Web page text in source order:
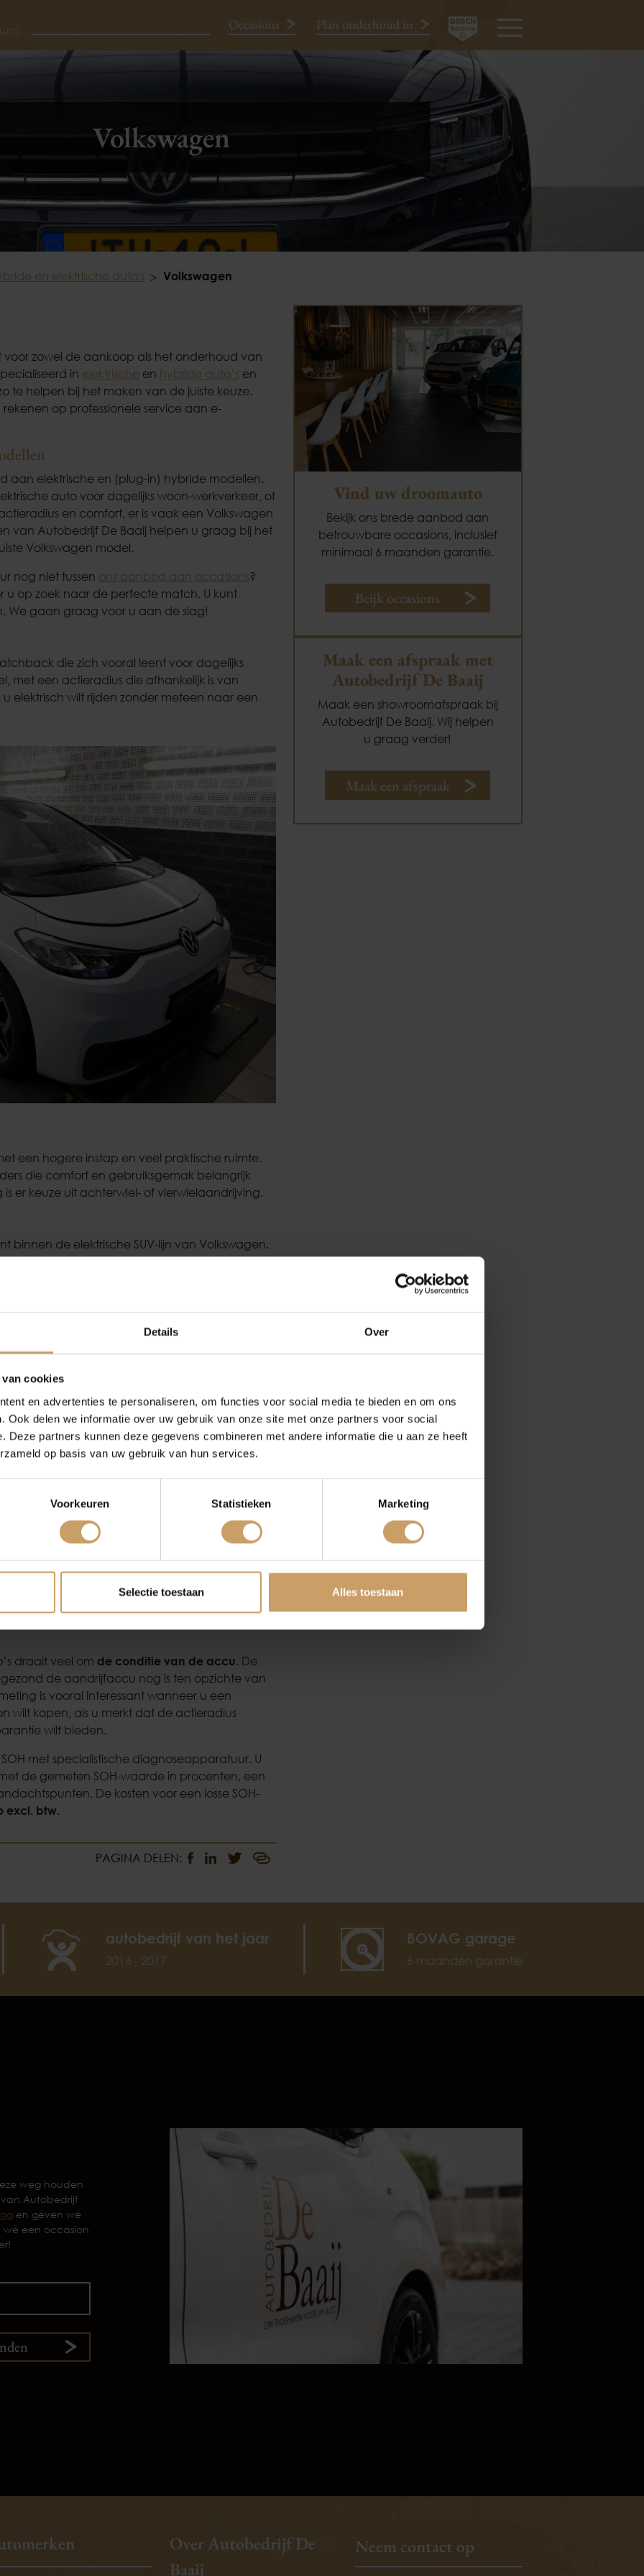
Details Over
van cookies
en advertenties te personaliseren, om functies voor social media te bieden en om ons
Ook delen we informatie over uw gebruik van onze site met onze partners voor social
Deze partners kunnen deze gegevens combineren met andere informatie die u aan ze heeft
op basis van uw gebruik van hun services.
Voorkeuren Statistieken Marketing
Selectie toestaan Alles toestaan
Occasions Plan onderhoud in
Volkswagen
en elektrische auto's Volkswagen
voor zowel de aankoop als het onderhoud van
in elektrische en hybride auto’s en
te helpen bij het maken van de juiste keuze.
rekenen op professionele service aan e-
aan elektrische en (plug-in) hybride modellen.
auto voor dagelijks woon-werkverkeer, of
en comfort, er is vaak een Volkswagen
van Autobedrijf De Baaij helpen u graag bij het
Volkswagen model.
nog niet tussen ons aanbod aan occasions?
op zoek naar de perfecte match. U kunt
We gaan graag voor u aan de slag!
die zich vooral leent voor dagelijks
met een actieradius die afhankelijk is van
elektrisch wilt rijden zonder meteen naar een
een hogere instap en veel praktische ruimte.
die comfort en gebruiksgemak belangrijk
er keuze uit achterwiel- of vierwielaandrijving.
binnen de elektrische SUV-lijn van Volkswagen.
ID.4, maar met een strakker design en vaak een
interpretatie van de bekende Volkswagen bus.
keuze voor wie elektrisch wil rijden met
waarbij laadruimte en comfort tellen.
elektrisch rijden combineert met de flexibiliteit
korte ritten maakt en regelmatig thuis of op
langere afstanden wilt kunnen rijden.
kunt u bij Autobedrijf De Baaij terecht. Het
auto’s is in een aantal opzichten anders
of dieselmotor. Essentiële onderdelen,
moeten periodiek gecontroleerd
zit veel complexe elektronica verwerkt. Dit
Samen met Bosch Car Service kunt u
voertuigen.
draait veel om de conditie van de accu. De
de aandrijfaccu nog is ten opzichte van
is vooral interessant wanneer u een
wilt kopen, als u merkt dat de actieradius
wilt bieden.
met specialistische diagnoseapparatuur. U
de gemeten SOH-waarde in procenten, een
De kosten voor een losse SOH-
excl. btw.
PAGINA DELEN:
Vind uw droomauto
Bekijk ons brede aanbod aan
betrouwbare occasions, inclusief
minimaal 6 maanden garantie.
Beijk occasions
Maak een afspraak met
Autobedrijf De Baaij
Maak een showroomafspraak bij
Autobedrijf De Baaij. Wij helpen
u graag verder!
Maak een afspraak
autobedrijf van het jaar
2016 - 2017
BOVAG garage
6 maanden garantie
weg houden
Autobedrijf
en geven we
een occasion
Over Autobedrijf De
Baaij
Neem contact op
Autolease
Financiering
Verkoop
Over Autobedrijf De Baaij
Blogs
Contact
Afleverpakketten